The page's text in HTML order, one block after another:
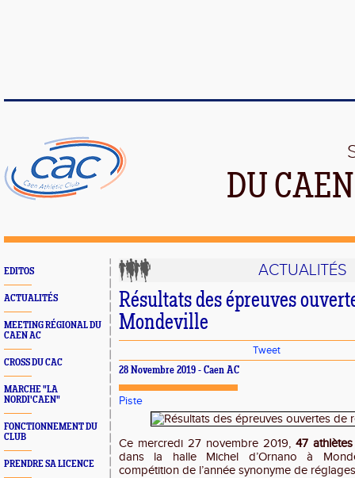
DU
EDITOS
ACTUALITÉS
MEETING RÉGIONAL DU
CAEN AC
CROSS DU CAC
MARCHE "LA
NORDI'CAEN"
FONCTIONNEMENT DU
CLUB
PRENDRE SA LICENCE
ACTUALITÉS
Résultats des épreuves
Mondeville
Tweet
28 Novembre 2019 - Caen AC
Piste
Ce mercredi 27 novembre 2019, 47
dans la halle Michel d’Ornano à
compétition de l’année synonyme de